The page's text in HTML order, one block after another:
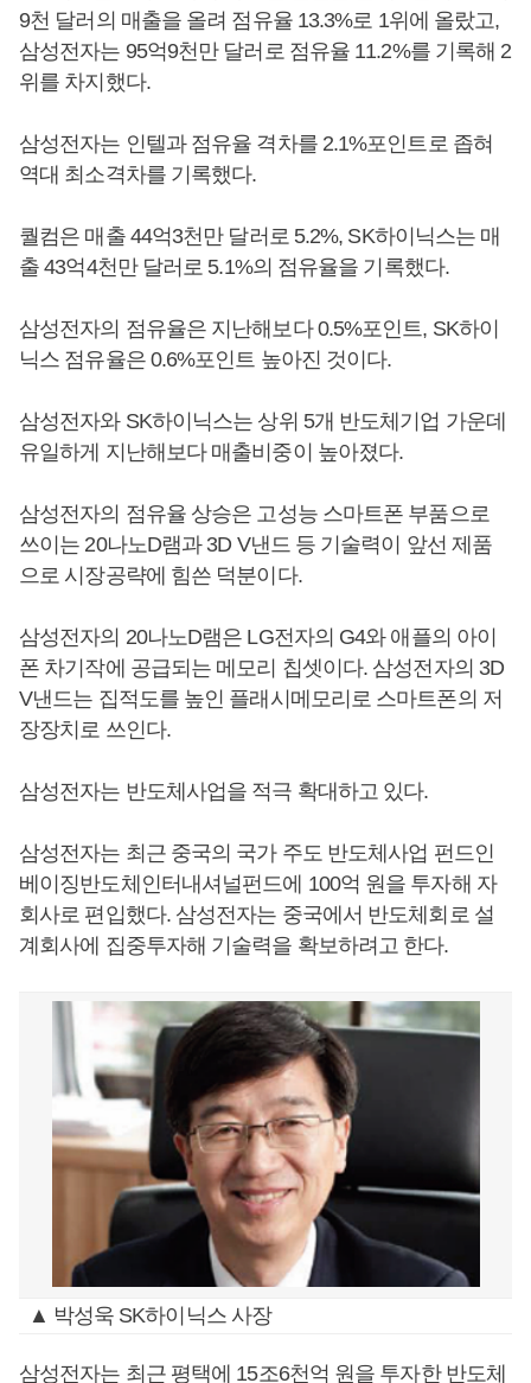
9천 달러의 매출을 올려 점유율 13.3%로 1위에 올랐고,
삼성전자는 95억9천만 달러로 점유율 11.2%를 기록해 2
위를 차지했다.
삼성전자는 인텔과 점유율 격차를 2.1%포인트로 좁혀
역대 최소격차를 기록했다.
퀄컴은 매출 44억3천만 달러로 5.2%, SK하이닉스는 매
출 43억4천만 달러로 5.1%의 점유율을 기록했다.
삼성전자의 점유율은 지난해보다 0.5%포인트, SK하이
닉스 점유율은 0.6%포인트 높아진 것이다.
삼성전자와 SK하이닉스는 상위 5개 반도체기업 가운데
유일하게 지난해보다 매출비중이 높아졌다.
삼성전자의 점유율 상승은 고성능 스마트폰 부품으로
쓰이는 20나노D램과 3D V낸드 등 기술력이 앞선 제품
으로 시장공략에 힘쓴 덕분이다.
삼성전자의 20나노D램은 LG전자의 G4와 애플의 아이
폰 차기작에 공급되는 메모리 칩셋이다. 삼성전자의 3D
V낸드는 집적도를 높인 플래시메모리로 스마트폰의 저
장장치로 쓰인다.
삼성전자는 반도체사업을 적극 확대하고 있다.
삼성전자는 최근 중국의 국가 주도 반도체사업 펀드인
베이징반도체인터내셔널펀드에 100억 원을 투자해 자
회사로 편입했다. 삼성전자는 중국에서 반도체회로 설
계회사에 집중투자해 기술력을 확보하려고 한다.
▲ 박성욱 SK하이닉스 사장
삼성전자는 최근 평택에 15조6천억 원을 투자한 반도체